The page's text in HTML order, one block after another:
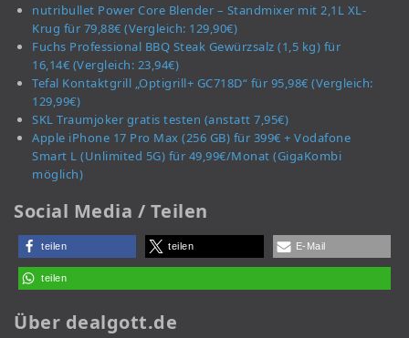
nutribullet Power Core Blender – Standmixer mit 2,1L XL-
Krug für 79,88€ (Vergleich: 129,90€)
Fuchs Professional BBQ Steak Gewürzsalz (1,5 kg) für
16,14€ (Vergleich: 23,94€)
Tefal Kontaktgrill „Optigrill+ GC718D“ für 95,98€ (Vergleich:
129,99€)
SKL Traumjoker gratis testen (anstatt 7,95€)
Apple iPhone 17 Pro Max (256 GB) für 399€ + Vodafone
Smart L (Unlimited 5G) für 49,99€/Monat (GigaKombi
möglich)
Social Media / Teilen
teilen teilen E-Mail
teilen
Über dealgott.de